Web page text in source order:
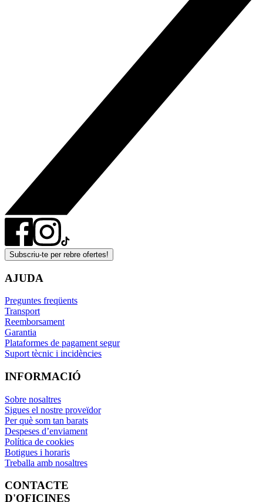
Subscriu-te per rebre ofertes!
AJUDA
Preguntes freqüents
Transport
Reemborsament
Garantia
Plataformes de pagament segur
Suport tècnic i incidències
INFORMACIÓ
Sobre nosaltres
Sigues el nostre proveïdor
Per què som tan barats
Despeses d’enviament
Política de cookies
Botigues i horaris
Treballa amb nosaltres
CONTACTE
D'OFICINES